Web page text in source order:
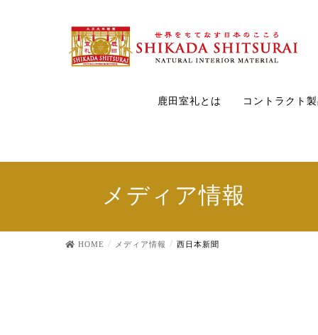
鹿田室礼とは コントラクト
メディア情報
HOME メディア情報 西日本新聞